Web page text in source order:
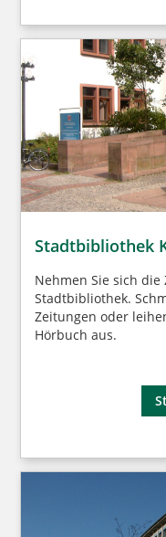
Stadtbibliothek
Nehmen Sie sich
Stadtbibliothek.
Zeitungen oder
Hörbuch aus.